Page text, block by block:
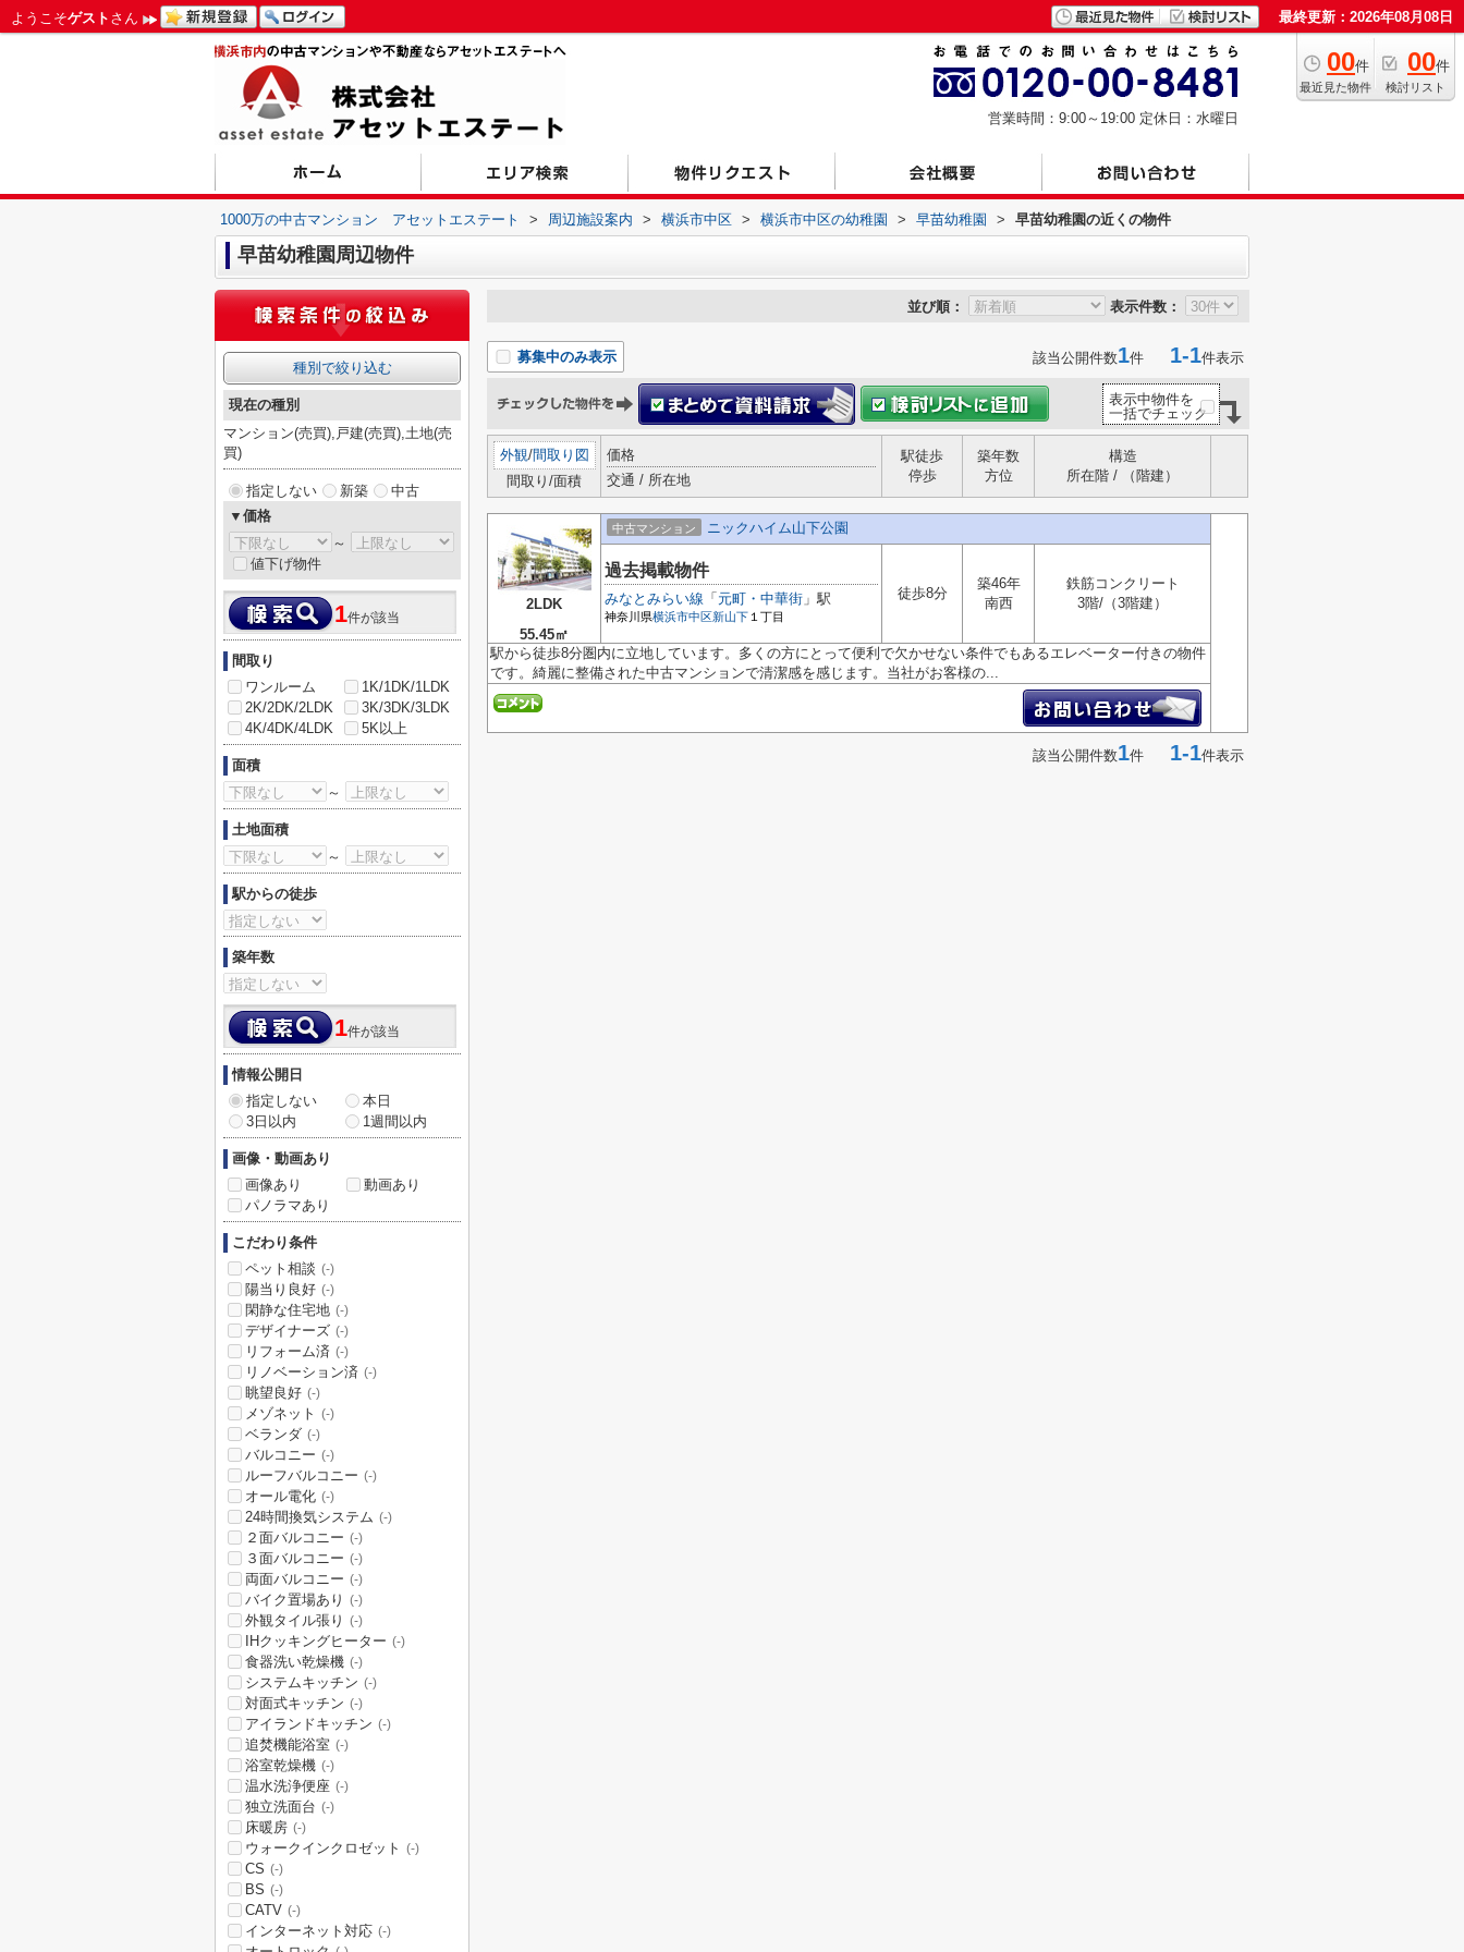
ようこそゲスト さん 最終更新：2026年08月08日
00件
最近見た物件
00件
検討リスト
営業時間：9:00～19:00 定休日：水曜日
1000万の中古マンション アセットエステート > 周辺施設案内 > 横浜市中区 > 横浜市中区の幼稚園 > 早苗幼稚園 > 早苗幼稚園の近くの物件
早苗幼稚園周辺物件
並び順： 表示件数：
募集中のみ表示 該当公開件数1件 1-1件表示
表示中物件を
一括でチェック
外観/間取り図
間取り/面積
価格
交通 / 所在地
駅徒歩
停歩
築年数
方位
構造
所在階 / （階建）
2LDK
55.45㎡
中古マンション ニックハイム山下公園
過去掲載物件
みなとみらい線 「 元町・中華街 」駅
神奈川県横浜市中区 新山下 １丁目
徒歩8分
築46年
南西
鉄筋コンクリート
3階/（3階建）
駅から徒歩8分圏内に立地しています。多くの方にとって便利で欠かせない条件でもあるエレベーター付きの物件
です。綺麗に整備された中古マンションで清潔感を感じます。当社がお客様の...
該当公開件数1件 1-1件表示
種別で絞り込む
現在の種別
マンション(売買),戸建(売買),土地(売
買)
指定しない 新築
中古
▼価格
～
値下げ物件
1件が該当
間取り
ワンルーム
1K/1DK/1LDK
2K/2DK/2LDK
3K/3DK/3LDK
4K/4DK/4LDK
5K以上
面積
～
土地面積
～
駅からの徒歩
築年数
1件が該当
情報公開日
指定しない
本日
3日以内
1週間以内
画像・動画あり
画像あり
動画あり
パノラマあり
こだわり条件
ペット相談 (-)
陽当り良好 (-)
閑静な住宅地 (-)
デザイナーズ (-)
リフォーム済 (-)
リノベーション済 (-)
眺望良好 (-)
メゾネット (-)
ベランダ (-)
バルコニー (-)
ルーフバルコニー (-)
オール電化 (-)
24時間換気システム (-)
２面バルコニー (-)
３面バルコニー (-)
両面バルコニー (-)
バイク置場あり (-)
外観タイル張り (-)
IHクッキングヒーター (-)
食器洗い乾燥機 (-)
システムキッチン (-)
対面式キッチン (-)
アイランドキッチン (-)
追焚機能浴室 (-)
浴室乾燥機 (-)
温水洗浄便座 (-)
独立洗面台 (-)
床暖房 (-)
ウォークインクロゼット (-)
CS (-)
BS (-)
CATV (-)
インターネット対応 (-)